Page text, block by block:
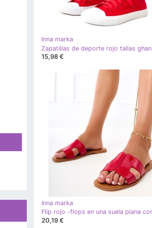
Inna marka
Zapatillas de deporte rojo tallas ghan
15,98 €
Inna marka
20,19 €